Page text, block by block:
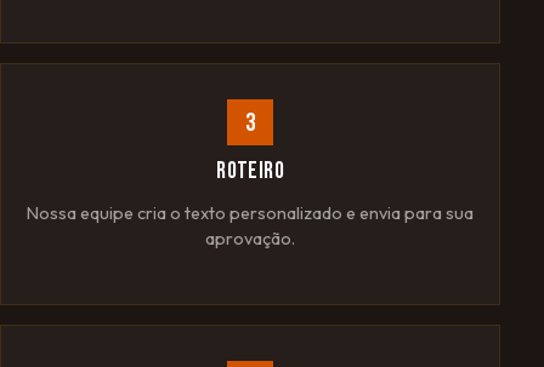
3
ROTEIRO
Nossa equipe cria o texto personalizado e envia para sua
aprovação.